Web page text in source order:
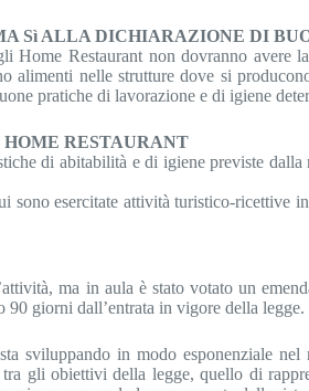
Sì ALLA DICHIARAZIONE DI
Home Restaurant non dovranno avere
alimenti nelle strutture dove si
pratiche di lavorazione e di igiene
RESTAURANT
di abitabilità e di igiene previste
sono esercitate attività turistico-
ma in aula è stato votato un
giorni dall’entrata in vigore della legge.
sviluppando in modo esponenziale
gli obiettivi della legge, quello di